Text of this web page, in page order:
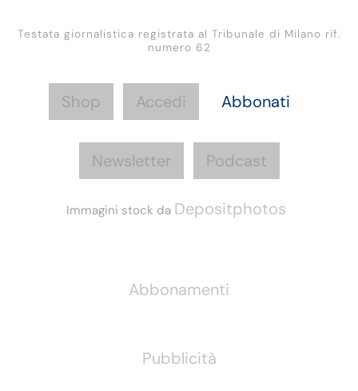
Testata giornalistica registrata al Tribunale di Milano rif.
numero 62
Shop Accedi Abbonati
Newsletter Podcast
Immagini stock da Depositphotos
Abbonamenti
Pubblicità